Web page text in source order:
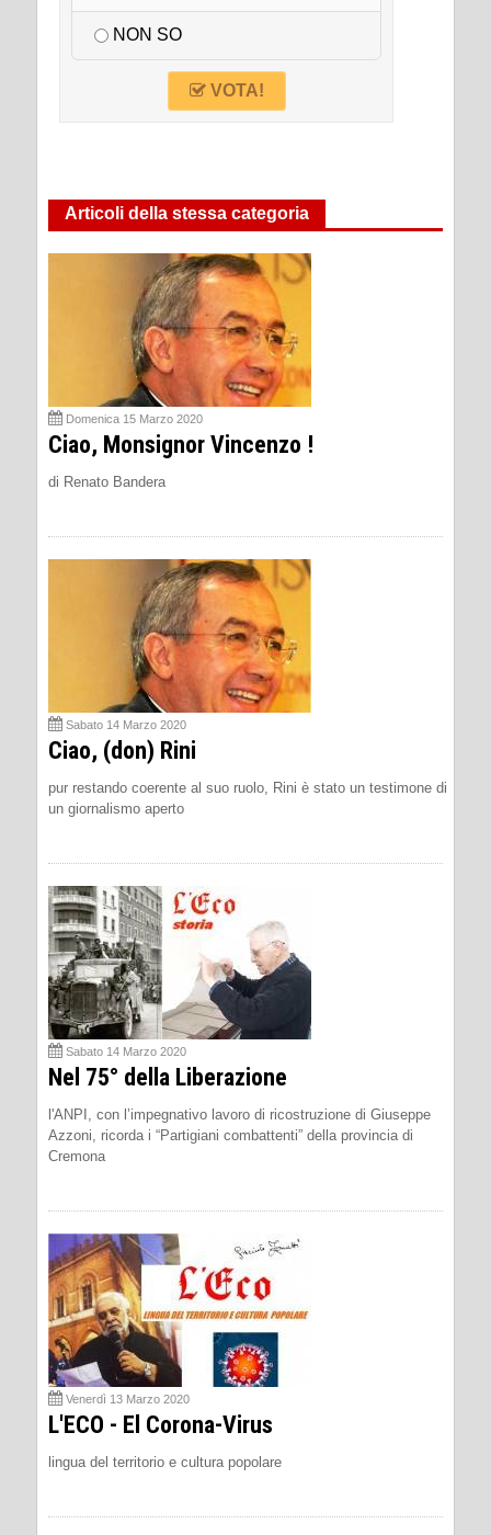
NON SO
VOTA!
Articoli della stessa categoria
Domenica 15 Marzo 2020
Ciao, Monsignor Vincenzo !
di Renato Bandera
Sabato 14 Marzo 2020
Ciao, (don) Rini
pur restando coerente al suo ruolo, Rini è stato un testimone di
un giornalismo aperto
Sabato 14 Marzo 2020
Nel 75° della Liberazione
l'ANPI, con l’impegnativo lavoro di ricostruzione di Giuseppe
Azzoni, ricorda i “Partigiani combattenti” della provincia di
Cremona
Venerdì 13 Marzo 2020
L'ECO - El Corona-Virus
lingua del territorio e cultura popolare